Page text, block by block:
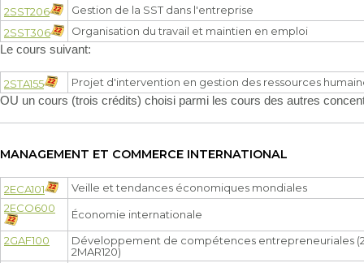
2SST206
Gestion de la SST dans l'entreprise
2SST306
Organisation du travail et maintien en emploi
Le cours suivant:
2STA155
Projet d'intervention en gestion des ressources
OU un cours (trois crédits) choisi parmi les cours des autres
MANAGEMENT ET COMMERCE INTERNATIONAL
2ECA101
Veille et tendances économiques mondiales
2ECO600
Économie internationale
2GAF100
Développement de compétences entrepreneuriales
2MAR120)